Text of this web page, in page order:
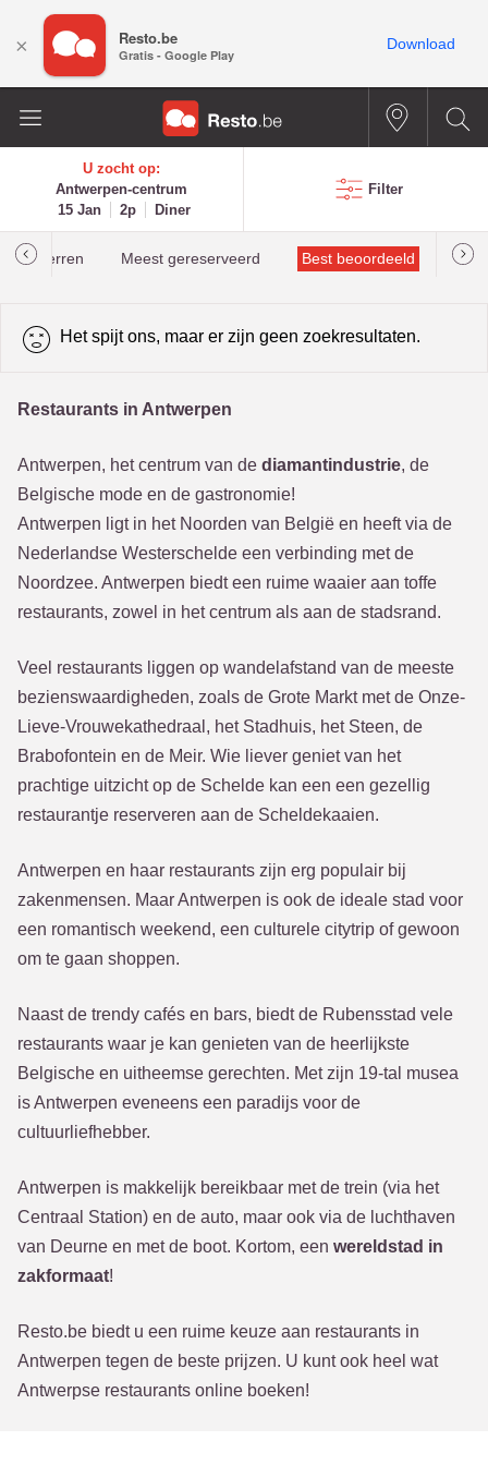
U zocht op:
Antwerpen-centrum
15 Jan
2p Diner
Filter
Meest gereserveerd Best beoordeeld
Het spijt ons, maar er zijn geen zoekresultaten.
Restaurants in Antwerpen
Antwerpen, het centrum van de diamantindustrie, de
Belgische mode en de gastronomie!
Antwerpen ligt in het Noorden van België en heeft via de
Nederlandse Westerschelde een verbinding met de
Noordzee. Antwerpen biedt een ruime waaier aan toffe
restaurants, zowel in het centrum als aan de stadsrand.
Veel restaurants liggen op wandelafstand van de meeste
bezienswaardigheden, zoals de Grote Markt met de Onze-
Lieve-Vrouwekathedraal, het Stadhuis, het Steen, de
Brabofontein en de Meir. Wie liever geniet van het
prachtige uitzicht op de Schelde kan een een gezellig
restaurantje reserveren aan de Scheldekaaien.
Antwerpen en haar restaurants zijn erg populair bij
zakenmensen. Maar Antwerpen is ook de ideale stad voor
een romantisch weekend, een culturele citytrip of gewoon
om te gaan shoppen.
Naast de trendy cafés en bars, biedt de Rubensstad vele
restaurants waar je kan genieten van de heerlijkste
Belgische en uitheemse gerechten. Met zijn 19-tal musea
is Antwerpen eveneens een paradijs voor de
cultuurliefhebber.
Antwerpen is makkelijk bereikbaar met de trein (via het
Centraal Station) en de auto, maar ook via de luchthaven
van Deurne en met de boot. Kortom, een wereldstad in
zakformaat!
Resto.be biedt u een ruime keuze aan restaurants in
Antwerpen tegen de beste prijzen. U kunt ook heel wat
Antwerpse restaurants online boeken!
× Resto.be
Gratis - Google Play
Download